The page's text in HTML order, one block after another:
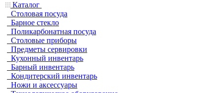
Каталог
Столовая посуда
Барное стекло
Поликарбонатная посуда
Столовые приборы
Предметы сервировки
Кухонный инвентарь
Барный инвентарь
Кондитерский инвентарь
Ножи и аксессуары